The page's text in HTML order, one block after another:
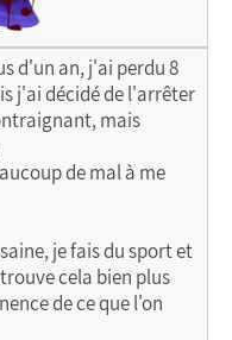
d'un an, j'ai perdu 8
j'ai décidé de l'arrêter
mais
de mal à me
je fais du sport et
cela bien plus
de ce que l'on